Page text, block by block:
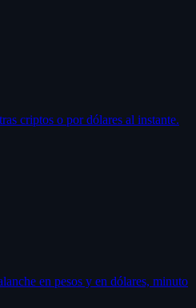
criptos o por dólares al instante.
en pesos y en dólares, minuto